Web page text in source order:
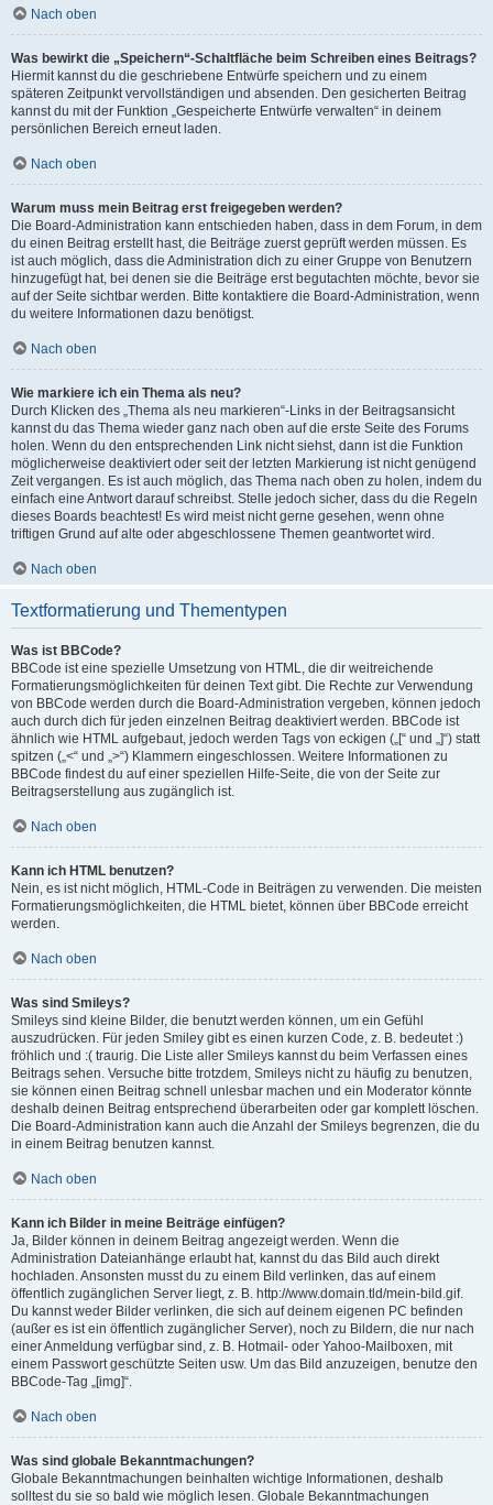
Nach oben
Was bewirkt die „Speichern“-Schaltfläche beim Schreiben eines Beitrags?
Hiermit kannst du die geschriebene Entwürfe speichern und zu einem
späteren Zeitpunkt vervollständigen und absenden. Den gesicherten Beitrag
kannst du mit der Funktion „Gespeicherte Entwürfe verwalten“ in deinem
persönlichen Bereich erneut laden.
Nach oben
Warum muss mein Beitrag erst freigegeben werden?
Die Board-Administration kann entschieden haben, dass in dem Forum, in dem
du einen Beitrag erstellt hast, die Beiträge zuerst geprüft werden müssen. Es
ist auch möglich, dass die Administration dich zu einer Gruppe von Benutzern
hinzugefügt hat, bei denen sie die Beiträge erst begutachten möchte, bevor sie
auf der Seite sichtbar werden. Bitte kontaktiere die Board-Administration, wenn
du weitere Informationen dazu benötigst.
Nach oben
Wie markiere ich ein Thema als neu?
Durch Klicken des „Thema als neu markieren“-Links in der Beitragsansicht
kannst du das Thema wieder ganz nach oben auf die erste Seite des Forums
holen. Wenn du den entsprechenden Link nicht siehst, dann ist die Funktion
möglicherweise deaktiviert oder seit der letzten Markierung ist nicht genügend
Zeit vergangen. Es ist auch möglich, das Thema nach oben zu holen, indem du
einfach eine Antwort darauf schreibst. Stelle jedoch sicher, dass du die Regeln
dieses Boards beachtest! Es wird meist nicht gerne gesehen, wenn ohne
triftigen Grund auf alte oder abgeschlossene Themen geantwortet wird.
Nach oben
Textformatierung und Thementypen
Was ist BBCode?
BBCode ist eine spezielle Umsetzung von HTML, die dir weitreichende
Formatierungsmöglichkeiten für deinen Text gibt. Die Rechte zur Verwendung
von BBCode werden durch die Board-Administration vergeben, können jedoch
auch durch dich für jeden einzelnen Beitrag deaktiviert werden. BBCode ist
ähnlich wie HTML aufgebaut, jedoch werden Tags von eckigen („[“ und „]“) statt
spitzen („<“ und „>“) Klammern eingeschlossen. Weitere Informationen zu
BBCode findest du auf einer speziellen Hilfe-Seite, die von der Seite zur
Beitragserstellung aus zugänglich ist.
Nach oben
Kann ich HTML benutzen?
Nein, es ist nicht möglich, HTML-Code in Beiträgen zu verwenden. Die meisten
Formatierungsmöglichkeiten, die HTML bietet, können über BBCode erreicht
werden.
Nach oben
Was sind Smileys?
Smileys sind kleine Bilder, die benutzt werden können, um ein Gefühl
auszudrücken. Für jeden Smiley gibt es einen kurzen Code, z. B. bedeutet :)
fröhlich und :( traurig. Die Liste aller Smileys kannst du beim Verfassen eines
Beitrags sehen. Versuche bitte trotzdem, Smileys nicht zu häufig zu benutzen,
sie können einen Beitrag schnell unlesbar machen und ein Moderator könnte
deshalb deinen Beitrag entsprechend überarbeiten oder gar komplett löschen.
Die Board-Administration kann auch die Anzahl der Smileys begrenzen, die du
in einem Beitrag benutzen kannst.
Nach oben
Kann ich Bilder in meine Beiträge einfügen?
Ja, Bilder können in deinem Beitrag angezeigt werden. Wenn die
Administration Dateianhänge erlaubt hat, kannst du das Bild auch direkt
hochladen. Ansonsten musst du zu einem Bild verlinken, das auf einem
öffentlich zugänglichen Server liegt, z. B. http://www.domain.tld/mein-bild.gif.
Du kannst weder Bilder verlinken, die sich auf deinem eigenen PC befinden
(außer es ist ein öffentlich zugänglicher Server), noch zu Bildern, die nur nach
einer Anmeldung verfügbar sind, z. B. Hotmail- oder Yahoo-Mailboxen, mit
einem Passwort geschützte Seiten usw. Um das Bild anzuzeigen, benutze den
BBCode-Tag „[img]“.
Nach oben
Was sind globale Bekanntmachungen?
Globale Bekanntmachungen beinhalten wichtige Informationen, deshalb
solltest du sie so bald wie möglich lesen. Globale Bekanntmachungen